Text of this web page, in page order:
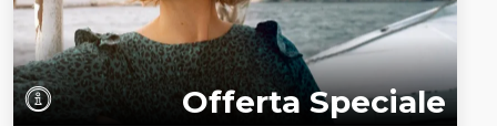
Offerta Speciale